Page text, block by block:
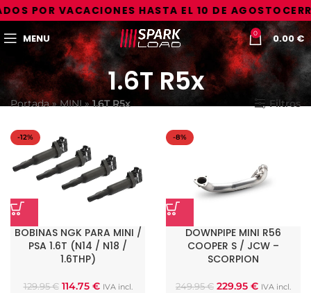
POR VACACIONES HASTA EL 10 DE AGOSTO
MENU 0 0.00€
1.6T R5x
Portada»MINI»1.6T R5x Filtros
-12%
BOBINAS NGK PARA MINI /
PSA 1.6T (N14 / N18 /
1.6THP)
129.95€ 114.75 € IVA incl.
-8%
DOWNPIPE MINI R56
COOPER S / JCW –
SCORPION
249.95€ 229.95 € IVA incl.